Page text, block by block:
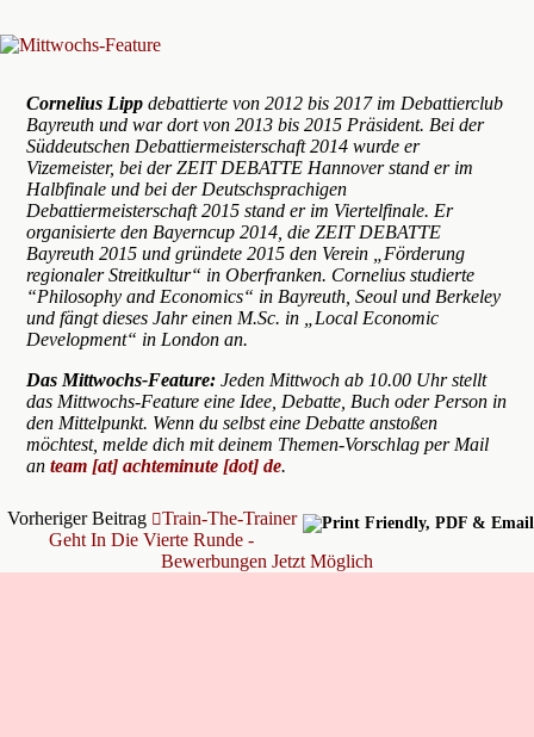
Cornelius Lippdebattierte von 2012 bis 2017 im Debattierclub
Bayreuth und war dort von 2013 bis 2015 Präsident. Bei der
Süddeutschen Debattiermeisterschaft 2014 wurde er
Vizemeister, bei der ZEIT DEBATTE Hannover stand er im
Halbfinale und bei der Deutschsprachigen
Debattiermeisterschaft 2015 stand er im Viertelfinale. Er
organisierte den Bayerncup 2014, die ZEIT DEBATTE
Bayreuth 2015 und gründete 2015 den Verein „Förderung
regionaler Streitkultur“ in Oberfranken. Cornelius studierte
“Philosophy and Economics“ in Bayreuth, Seoul und Berkeley
und fängt dieses Jahr einen M.Sc. in „Local Economic
Development“ in London an.
Das Mittwochs-Feature: Jeden Mittwoch ab 10.00 Uhr stellt
das Mittwochs-Feature eine Idee, Debatte, Buch oder Person in
den Mittelpunkt. Wenn du selbst eine Debatte anstoßen
möchtest, melde dich mit deinem Themen-Vorschlag per Mail
anteam [at] achteminute [dot] de.
Vorheriger Beitrag
Train-The-Trainer
Geht In Die Vierte Runde -
Bewerbungen Jetzt Möglich